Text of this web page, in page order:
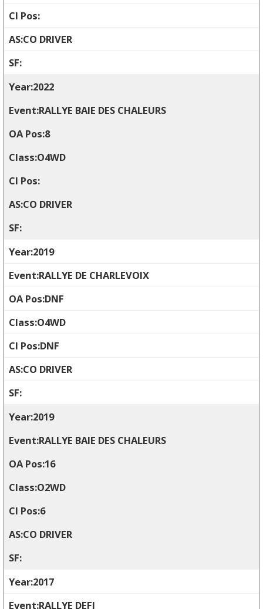
CO DRIVER
2022
RALLYE BAIE DES CHALEURS
8
O4WD
CO DRIVER
2019
RALLYE DE CHARLEVOIX
DNF
O4WD
DNF
CO DRIVER
2019
RALLYE BAIE DES CHALEURS
16
O2WD
6
CO DRIVER
2017
RALLYE DEFI